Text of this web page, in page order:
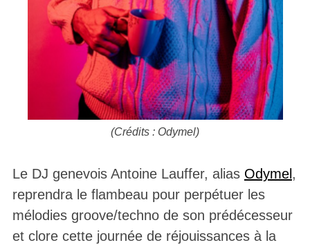
(Crédits : Odymel)
Le DJ genevois Antoine Lauffer, alias Odymel ,
reprendra le flambeau pour perpétuer les
mélodies groove/techno de son prédécesseur
et clore cette journée de réjouissances à la